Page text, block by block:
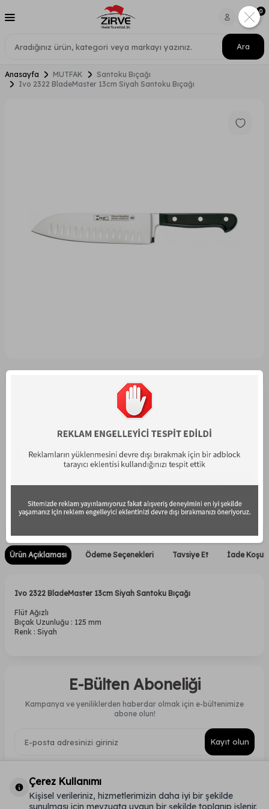
Ara
0
Anasayfa MUTFAK
Santoku Bıçağı
Ivo 2322 BladeMaster 13cm Siyah Santoku Bıçağı
Ivo 2322 BladeMaster 13cm Siyah
Santoku Bıçağı
2.999,00TL
SEPETE EKLE
Listeye Ekle Fiyat Alarmı
Ürün Açıklaması Ödeme Seçenekleri Tavsiye Et İade
Ivo 2322 BladeMaster 13cm Siyah Santoku Bıçağı
​Flüt Ağızlı
Bıçak Uzunluğu : 125 mm
Renk : Siyah
E-Bülten Aboneliği
Kampanya ve yeniliklerden haberdar olmak için e-bültenimize
abone olun!
Kayıt olun
KATEGORILER
Çerez Kullanımı
Kişisel verileriniz, hizmetlerimizin daha iyi bir şekilde
sunulması için mevzuata uygun bir şekilde toplanıp işlenir.